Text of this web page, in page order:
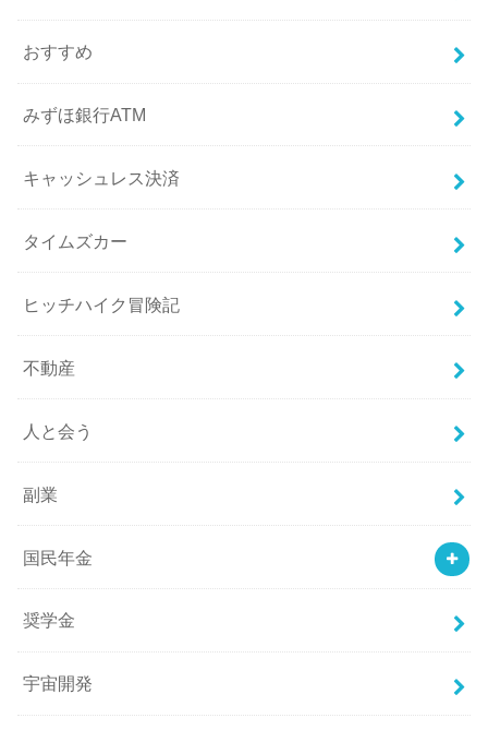
おすすめ
みずほ銀行ATM
キャッシュレス決済
タイムズカー
ヒッチハイク冒険記
不動産
人と会う
副業
国民年金
奨学金
宇宙開発